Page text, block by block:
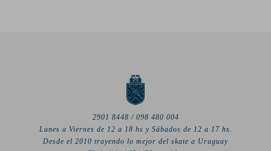
2901 8448 / 098 480 004
Lunes a Viernes de 12 a 18 hs y Sábados de 12 a 17 hs.
Desde el 2010 trayendo lo mejor del skate a Uruguay